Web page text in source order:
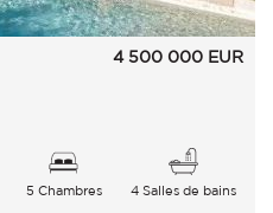
4 500 000 EUR
5 Chambres 4 Salles de bains